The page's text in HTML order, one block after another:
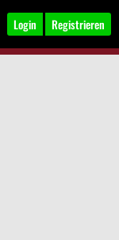
Login Registrieren